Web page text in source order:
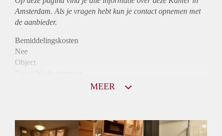
Amsterdam. Als je vragen hebt kun je contact opnemen met
de aanbieder.
Bemiddelingskosten
Nee
Object
Huurtoeslag
MEER